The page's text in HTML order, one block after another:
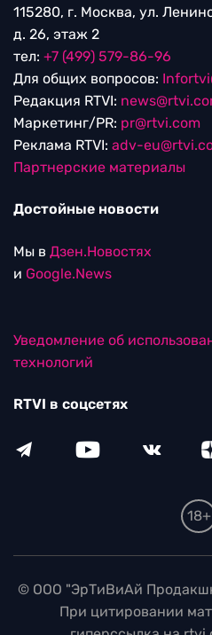
115280, г. Москва, ул.
д. 26, этаж 2
тел: +7 (499) 579-86-96
Для общих вопросов:
Редакция RTVI:
Маркетинг/PR: pr@rtvi.com
Реклама RTVI: adv-
Партнерские материалы
Достойные новости
Мы в Дзен.Новостях
и Google.News
Уведомление об
технологий
RTVI в соцсетях
18+
© ООО "ЭрТиВиАй
При цитировании